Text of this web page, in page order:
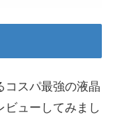
コスパ最強の液晶
ビューしてみまし